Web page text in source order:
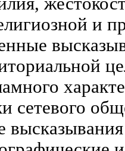
и
сетевого